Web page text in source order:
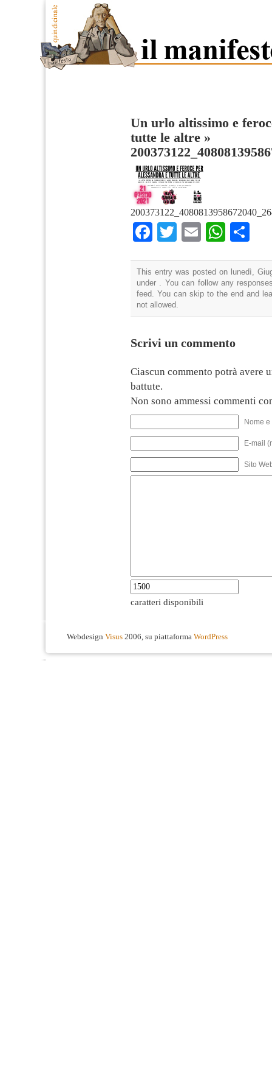
Un urlo altissimo e
tutte le altre »
Facebook
TwitterEmail
This entry was posted on lunedì,
under . You can follow any
feed. You can skip to the end and
not allowed.
Scrivi un commento
Ciascun commento potrà avere
battute.
Non sono ammessi commenti
Nome
E-mail
Sito
caratteri disponibili
Webdesign Visus 2006, su piattaforma WordPress